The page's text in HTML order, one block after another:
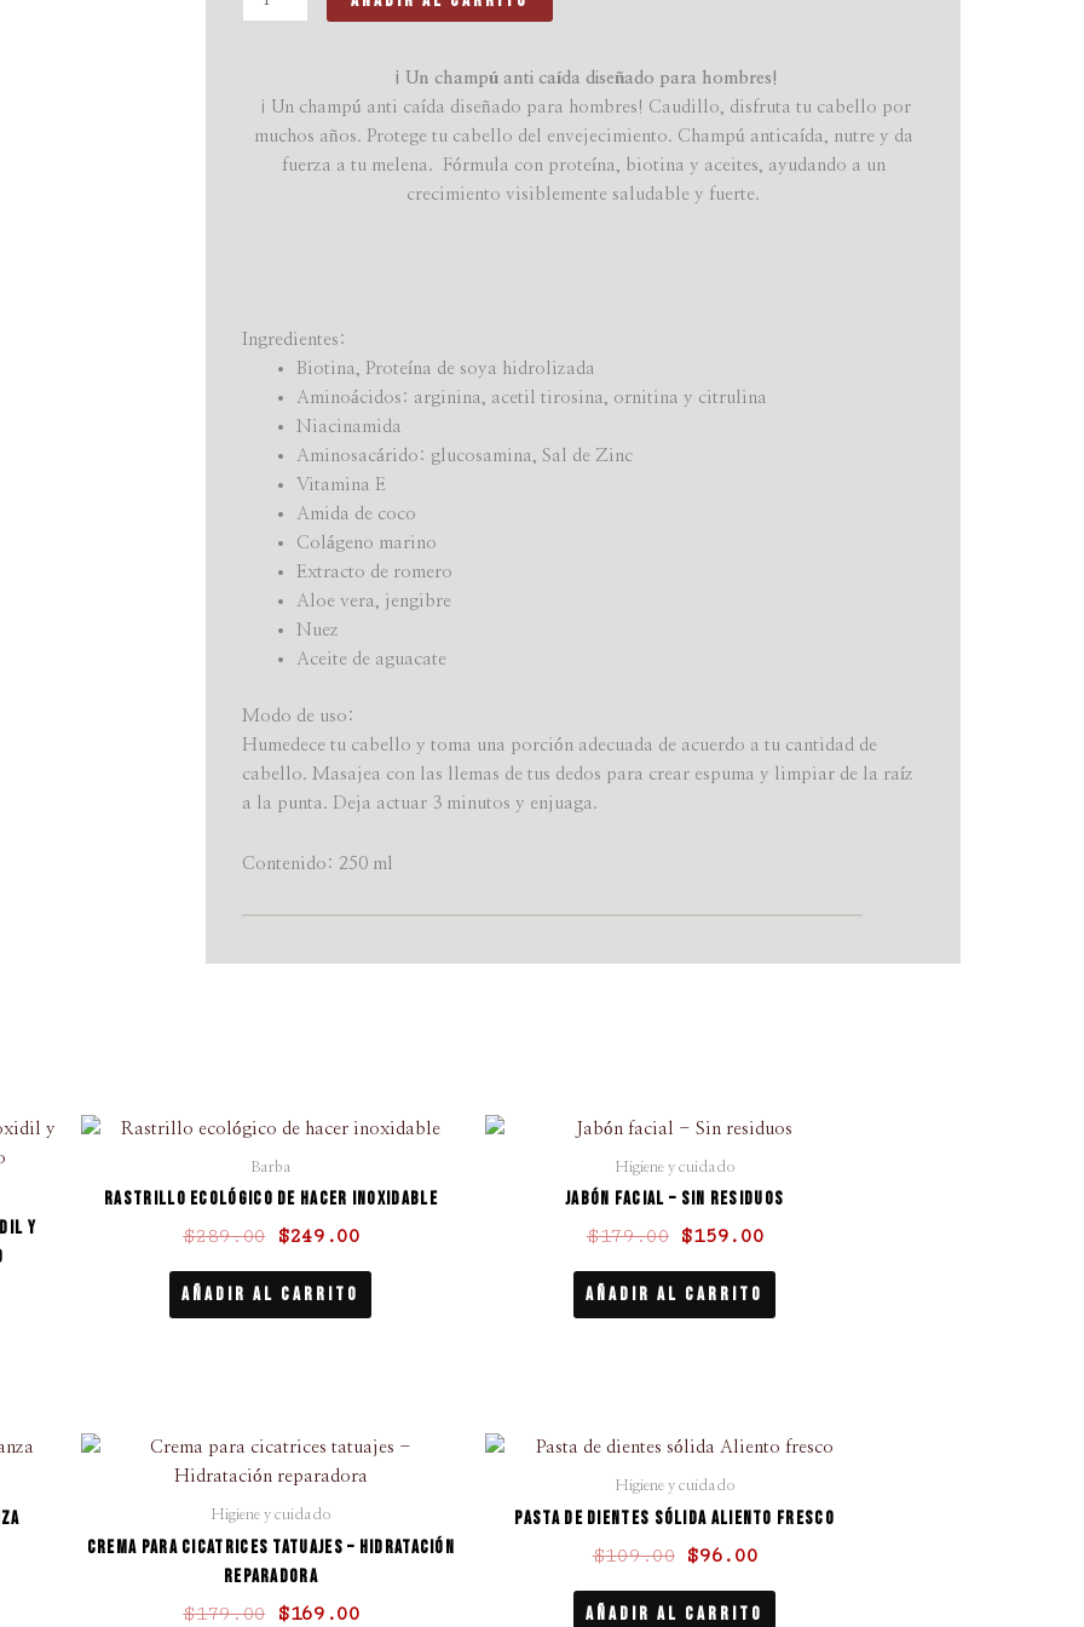
¡Un champú anti caída diseñado para hombres!
¡Un champú anti caída diseñado para hombres! Caudillo, disfruta tu cabello por
muchos años. Protege tu cabello del envejecimiento. Champú anticaída, nutre y da
fuerza a tu melena. Fórmula con proteína, biotina y aceites, ayudando a un
crecimiento visiblemente saludable y fuerte.
Ingredientes:
Biotina, Proteína de soya hidrolizada
Aminoácidos: arginina, acetil tirosina, ornitina y citrulina
Niacinamida
Aminosacárido: glucosamina, Sal de Zinc
Vitamina E
Amida de coco
Colágeno marino
Extracto de romero
Aloe vera, jengibre
Nuez
Aceite de aguacate
Modo de uso:
Humedece tu cabello y toma una porción adecuada de acuerdo a tu cantidad de
cabello. Masajea con las llemas de tus dedos para crear espuma y limpiar de la raíz
a la punta. Deja actuar 3 minutos y enjuaga.
Contenido: 250 ml
y
Barba
Rastrillo ecológico de hacer inoxidable
$289.00
El
precio
era:
$289.00.
$249.00
El
es:
$249.00.
Añadir Al Carrito
Higiene y cuidado
Jabón facial – Sin residuos
$179.00
El
precio
era:
$179.00.
$159.00
El
es:
$159.00.
Añadir Al Carrito
Higiene y cuidado
Crema para cicatrices tatuajes – Hidratación
reparadora
$179.00
El
precio
original
$179.00.
$169.00
El
precio
$169.00.
Higiene y cuidado
Pasta de dientes sólida Aliento fresco
$109.00
El
precio
era:
$109.00.
$96.00
El
es:
$96.00.
Añadir Al Carrito